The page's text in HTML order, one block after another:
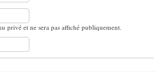
privé et ne sera pas affiché publiquement.